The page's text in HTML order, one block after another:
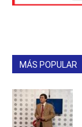
MÁS POPULAR